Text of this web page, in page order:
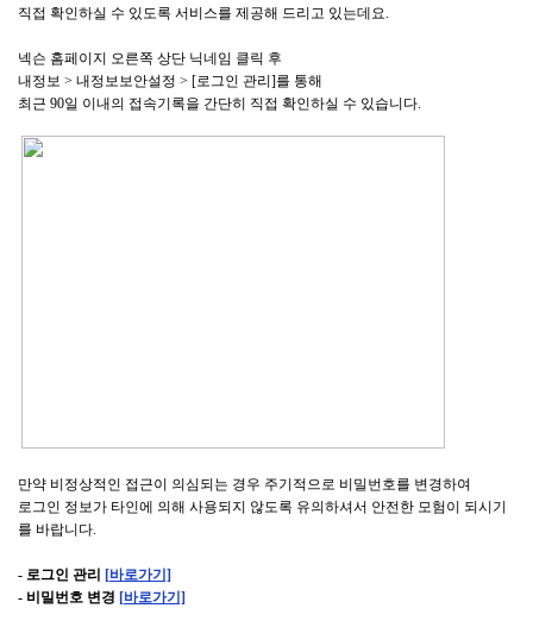
직접 확인하실 수 있도록 서비스를 제공해 드리고 있는데요
넥슨 홈페이지 오른쪽 상단 닉네임 클릭 후
내정보 > 내정보보안설정 > [로그인 관리]를 통해
최근 90일 이내의 접속기록을 간단히 직접 확인하실 수 있습니다
만약 비정상적인 접근이 의심되는 경우 주기적으로 비밀번호를 변경하여
로그인 정보가 타인에 의해 사용되지 않도록 유의하셔서 안전한 모험이 되시기
를 바랍니다
- 로그인 관리 [바로가기]
- 비밀번호 변경 [바로가기]